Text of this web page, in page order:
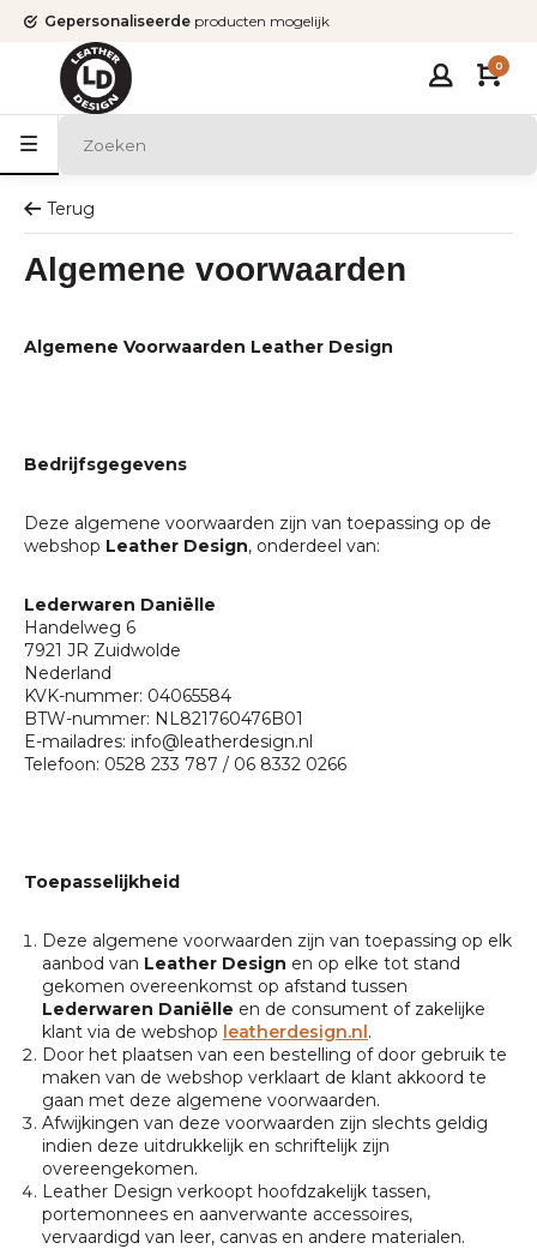
Gepersonaliseerde producten mogelijk
0
Terug
Algemene voorwaarden
Algemene Voorwaarden Leather Design
Bedrijfsgegevens
Deze algemene voorwaarden zijn van toepassing op de
webshop Leather Design, onderdeel van:
Lederwaren Daniëlle
Handelweg 6
7921 JR Zuidwolde
Nederland
KVK-nummer: 04065584
BTW-nummer: NL821760476B01
E-mailadres: info@leatherdesign.nl
Telefoon: 0528 233 787 / 06 8332 0266
Toepasselijkheid
Deze algemene voorwaarden zijn van toepassing op elk
aanbod van Leather Design en op elke tot stand
gekomen overeenkomst op afstand tussen
Lederwaren Daniëlle en de consument of zakelijke
klant via de webshop leatherdesign.nl.
Door het plaatsen van een bestelling of door gebruik te
maken van de webshop verklaart de klant akkoord te
gaan met deze algemene voorwaarden.
Afwijkingen van deze voorwaarden zijn slechts geldig
indien deze uitdrukkelijk en schriftelijk zijn
overeengekomen.
Leather Design verkoopt hoofdzakelijk tassen,
portemonnees en aanverwante accessoires,
vervaardigd van leer, canvas en andere materialen.